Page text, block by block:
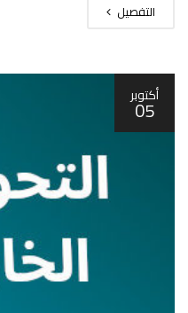
التفصيل
أكتوبر
05